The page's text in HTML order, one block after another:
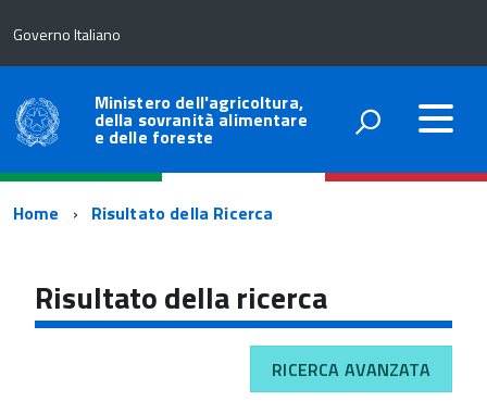
Governo Italiano
Ministero dell'agricoltura,
della sovranità alimentare
e delle foreste
Percorso
navigazione
Home Risultato della Ricerca
Risultato della ricerca
RICERCA AVANZATA